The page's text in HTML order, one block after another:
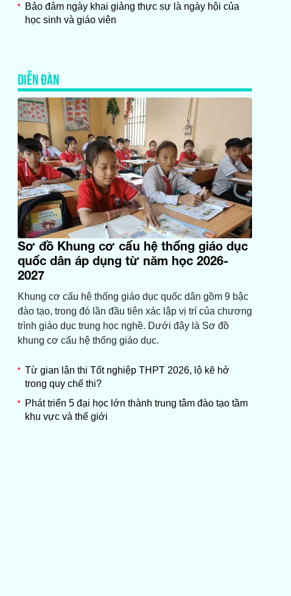
Bảo đảm ngày khai giảng thực sự là ngày hội của
học sinh và giáo viên
DIỄN ĐÀN
Sơ đồ Khung cơ cấu hệ thống giáo dục
quốc dân áp dụng từ năm học 2026-
2027
Khung cơ cấu hệ thống giáo dục quốc dân gồm 9 bậc
đào tạo, trong đó lần đầu tiên xác lập vị trí của chương
trình giáo dục trung học nghề. Dưới đây là Sơ đồ
khung cơ cấu hệ thống giáo dục.
Từ gian lận thi Tốt nghiệp THPT 2026, lộ kẽ hở
trong quy chế thi?
Phát triển 5 đại học lớn thành trung tâm đào tạo tầm
khu vực và thế giới